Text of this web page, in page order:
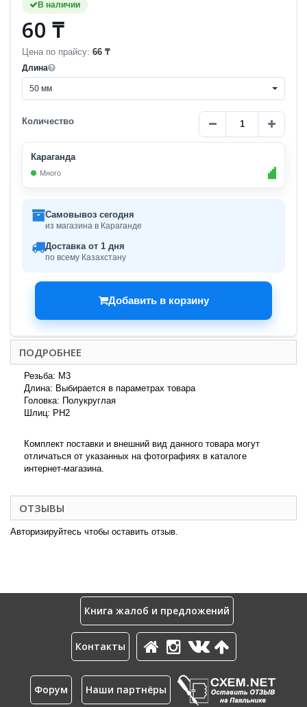
В наличии
60 ₸
Цена по прайсу: 66 ₸
Длина
50 мм
Количество
Караганда
Много
Самовывоз сегодня
из магазина в Караганде
Доставка от 1 дня
по всему Казахстану
Добавить в корзину
ПОДРОБНЕЕ
Резьба: M3
Длина: Выбирается в параметрах товара
Головка: Полукруглая
Шлиц: PH2
Комплект поставки и внешний вид данного товара могут
отличаться от указанных на фотографиях в каталоге
интернет-магазина.
ОТЗЫВЫ
Авторизируйтесь чтобы оставить отзыв.
Книга жалоб и предложений
Контакты
Форум Наши партнёры